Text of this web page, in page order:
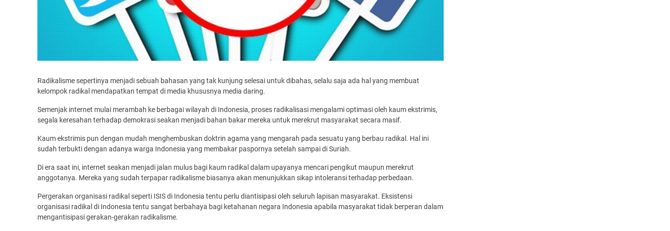
Radikalisme sepertinya menjadi sebuah bahasan yang tak kunjung selesai untuk dibahas, selalu saja ada hal yang membuat
kelompok radikal mendapatkan tempat di media khususnya media daring.
Semenjak internet mulai merambah ke berbagai wilayah di Indonesia, proses radikalisasi mengalami optimasi oleh kaum ekstrimis,
segala keresahan terhadap demokrasi seakan menjadi bahan bakar mereka untuk merekrut masyarakat secara masif.
Kaum ekstrimis pun dengan mudah menghembuskan doktrin agama yang mengarah pada sesuatu yang berbau radikal. Hal ini
sudah terbukti dengan adanya warga Indonesia yang membakar paspornya setelah sampai di Suriah.
Di era saat ini, internet seakan menjadi jalan mulus bagi kaum radikal dalam upayanya mencari pengikut maupun merekrut
anggotanya. Mereka yang sudah terpapar radikalisme biasanya akan menunjukkan sikap intoleransi terhadap perbedaan.
Pergerakan organisasi radikal seperti ISIS di Indonesia tentu perlu diantisipasi oleh seluruh lapisan masyarakat. Eksistensi
organisasi radikal di Indonesia tentu sangat berbahaya bagi ketahanan negara Indonesia apabila masyarakat tidak berperan dalam
mengantisipasi gerakan-gerakan radikalisme.